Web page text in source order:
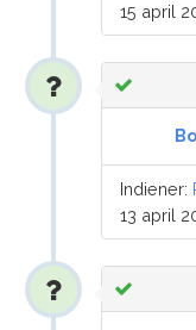
15 april
Indiener:
13 april